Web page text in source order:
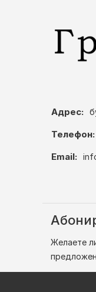
Адрес:
Телефон:
Email:
Желаете